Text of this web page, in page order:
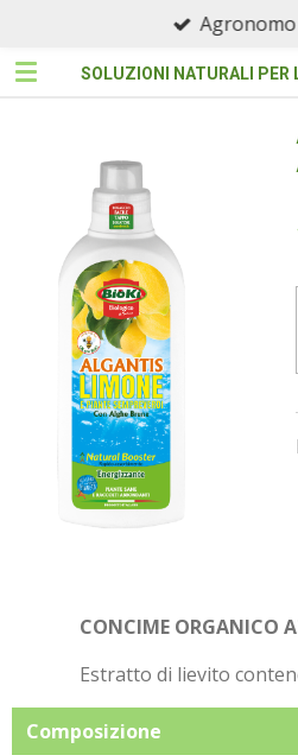
contenutoSOLUZIONI NATURALI PER
CONCIME ORGANICO
Estratto di lievito
Composizione